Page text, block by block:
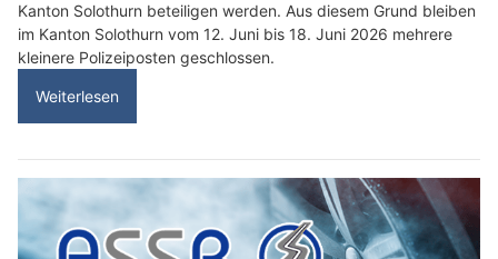
Kanton Solothurn beteiligen werden. Aus diesem Grund bleiben
im Kanton Solothurn vom 12. Juni bis 18. Juni 2026 mehrere
kleinere Polizeiposten geschlossen.
Weiterlesen